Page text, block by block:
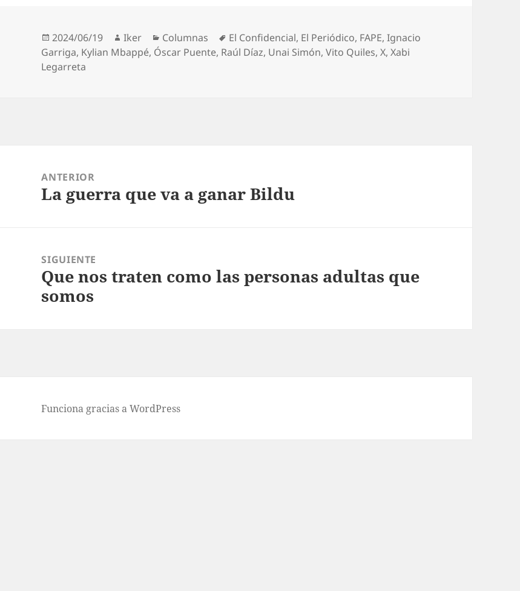
Publicado
el
2024/06/19 Autor
Iker Categorías
Columnas Etiquetas
El Confidencial, El Periódico, FAPE,Ignacio
Garriga, Kylian Mbappé, Óscar Puente, Raúl Díaz, Unai Simón,Vito Quiles,X,Xabi
Legarreta
entradas
ANTERIOR
Entrada
La guerra que va a ganar Bildu
SIGUIENTE
Entrada
siguiente:
Que nos traten como las personas adultas que
somos
Funciona gracias a WordPress